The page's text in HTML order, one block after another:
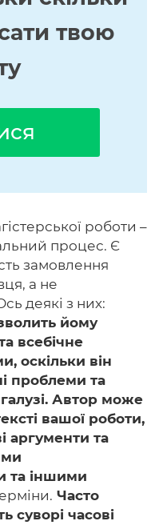
твою
роботи –
процес. Є
замовлення
а не
деякі з них:
йому
всебічне
оскільки він
проблеми та
Автор може
вашої роботи,
аргументи та
та іншими
Часто
суворі часові